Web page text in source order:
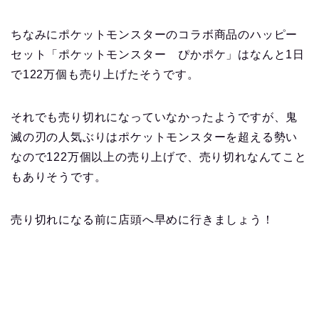
ちなみにポケットモンスターのコラボ商品のハッピー
セット「ポケットモンスター ぴかポケ」はなんと1日
で122万個も売り上げたそうです。
それでも売り切れになっていなかったようですが、鬼
滅の刃の人気ぶりはポケットモンスターを超える勢い
なので122万個以上の売り上げで、売り切れなんてこと
もありそうです。
売り切れになる前に店頭へ早めに行きましょう！